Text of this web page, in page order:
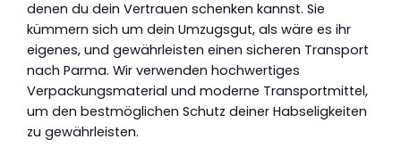
denen du dein Vertrauen schenken kannst. Sie
kümmern sich um dein Umzugsgut, als wäre es ihr
eigenes, und gewährleisten einen sicheren Transport
nach Parma. Wir verwenden hochwertiges
Verpackungsmaterial und moderne Transportmittel,
um den bestmöglichen Schutz deiner Habseligkeiten
zu gewährleisten.